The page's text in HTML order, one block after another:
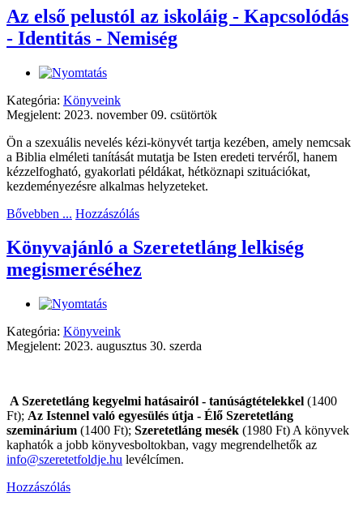
Az első pelustól az iskoláig - Kapcsolódás
- Identitás - Nemiség
Kategória: Könyveink
Megjelent: 2023. november 09. csütörtök
Ön a szexuális nevelés kézi-könyvét tartja kezében, amely nemcsak
a Biblia elméleti tanítását mutatja be Isten eredeti tervéről, hanem
kézzelfogható, gyakorlati példákat, hétköznapi szituációkat,
kezdeményezésre alkalmas helyzeteket.
Bővebben ... Hozzászólás
Könyvajánló a Szeretetláng lelkiség
megismeréséhez
Kategória: Könyveink
Megjelent: 2023. augusztus 30. szerda
A Szeretetláng kegyelmi hatásairól - tanúságtételekkel (1400
Ft); Az Istennel való egyesülés útja - Élő Szeretetláng
szeminárium (1400 Ft); Szeretetláng mesék (1980 Ft) A könyvek
kaphatók a jobb könyvesboltokban, vagy megrendelhetők az
info@szeretetfoldje.hu levélcímen.
Hozzászólás